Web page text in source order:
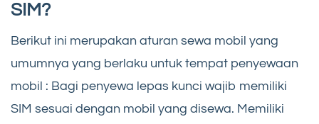
SIM?
Berikut ini merupakan aturan sewa mobil yang
umumnya yang berlaku untuk tempat penyewaan
mobil : Bagi penyewa lepas kunci wajib memiliki
SIM sesuai dengan mobil yang disewa. Memiliki